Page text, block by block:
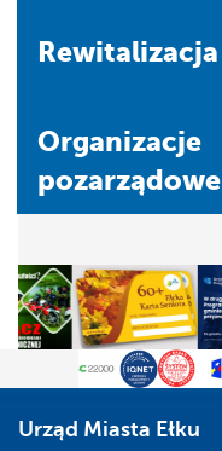
Rewitalizacja
Organizacje
pozarządowe
Urząd Miasta Ełku